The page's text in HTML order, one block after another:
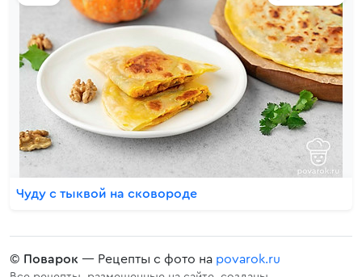
Чуду с тыквой на сковороде
© Поварок — Рецепты с фото на povarok.ru